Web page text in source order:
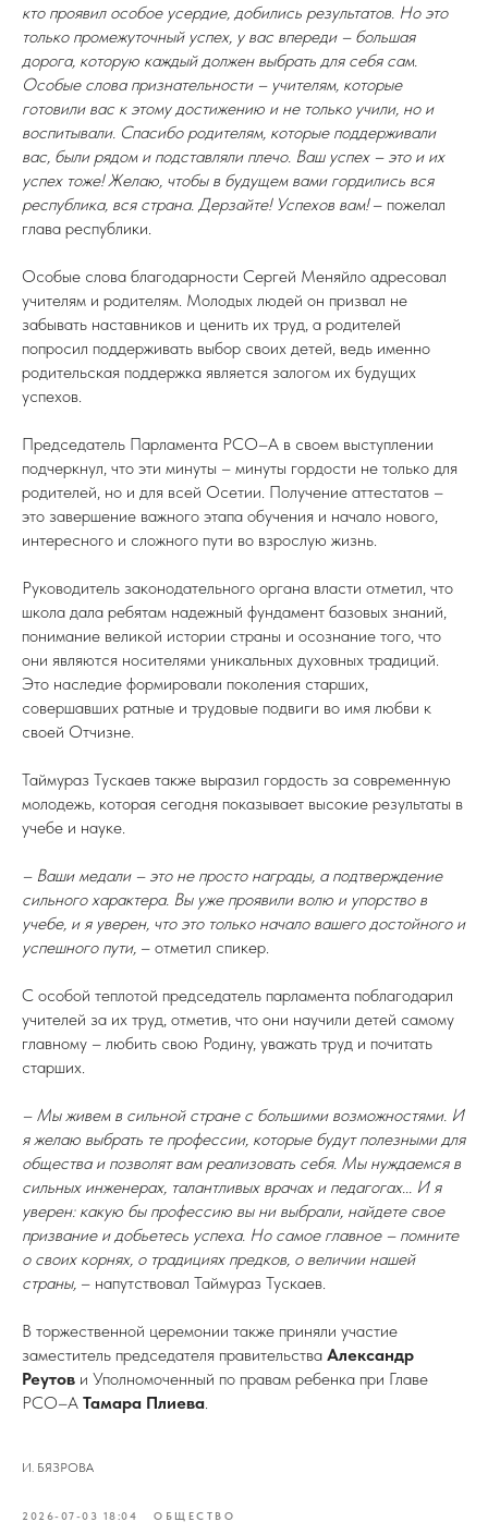
кто проявил особое усердие, добились результатов. Но это
только промежуточный успех, у вас впереди – большая
дорога, которую каждый должен выбрать для себя сам.
Особые слова признательности – учителям, которые
готовили вас к этому достижению и не только учили, но и
воспитывали. Спасибо родителям, которые поддерживали
вас, были рядом и подставляли плечо. Ваш успех – это и их
успех тоже! Желаю, чтобы в будущем вами гордились вся
республика, вся страна. Дерзайте! Успехов вам!– пожелал
глава республики.
Особые слова благодарности Сергей Меняйло адресовал
учителям и родителям. Молодых людей он призвал не
забывать наставников и ценить их труд, а родителей
попросил поддерживать выбор своих детей, ведь именно
родительская поддержка является залогом их будущих
успехов.
Председатель Парламента РСО–А в своем выступлении
подчеркнул, что эти минуты – минуты гордости не только для
родителей, но и для всей Осетии. Получение аттестатов –
это завершение важного этапа обучения и начало нового,
интересного и сложного пути во взрослую жизнь.
Руководитель законодательного органа власти отметил, что
школа дала ребятам надежный фундамент базовых знаний,
понимание великой истории страны и осознание того, что
они являются носителями уникальных духовных традиций.
Это наследие формировали поколения старших,
совершавших ратные и трудовые подвиги во имя любви к
своей Отчизне.
Таймураз Тускаев также выразил гордость за современную
молодежь, которая сегодня показывает высокие результаты в
учебе и науке.
– Ваши медали – это не просто награды, а подтверждение
сильного характера. Вы уже проявили волю и упорство в
учебе, и я уверен, что это только начало вашего достойного и
успешного пути, – отметил спикер.
С особой теплотой председатель парламента поблагодарил
учителей за их труд, отметив, что они научили детей самому
главному – любить свою Родину, уважать труд и почитать
старших.
– Мы живем в сильной стране с большими возможностями. И
я желаю выбрать те профессии, которые будут полезными для
общества и позволят вам реализовать себя. Мы нуждаемся в
сильных инженерах, талантливых врачах и педагогах... И я
уверен: какую бы профессию вы ни выбрали, найдете свое
призвание и добьетесь успеха. Но самое главное – помните
о своих корнях, о традициях предков, о величии нашей
страны, – напутствовал Таймураз Тускаев.
В торжественной церемонии также приняли участие
заместитель председателя правительства Александр
Реутов и Уполномоченный по правам ребенка при Главе
РСО–А Тамара Плиева.
И. БЯЗРОВА
2026-07-03 18:04 ОБЩЕСТВО